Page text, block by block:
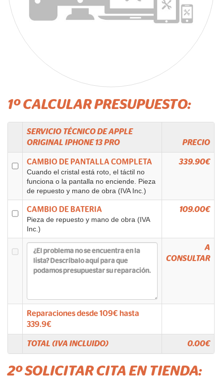
1º CALCULAR PRESUPUESTO:
SERVICIO TÉCNICO DEAPPLE
ORIGINAL IPHONE 13 PRO PRECIO
CAMBIO DE PANTALLA COMPLETA
Cuando el cristal está roto, el táctil no
funciona o la pantalla no enciende. Pieza
de repuesto y mano de obra (IVA Inc.)
339.90€
CAMBIO DE BATERIA
Pieza de repuesto y mano de obra (IVA
Inc.)
109.00€
A
CONSULTAR
Reparaciones desde109€ hasta
339.9€
TOTAL (IVA INCLUIDO) 0.00€
2º SOLICITAR CITA EN TIENDA: